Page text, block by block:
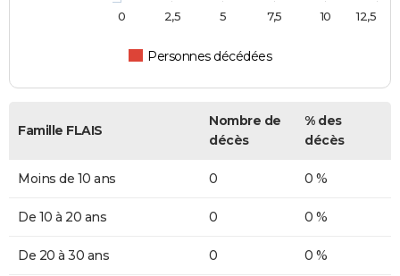
Personnes décédées
0 10
2,5 5 7,5 12,5
Famille FLAIS
Nombre de
décès
% des
décès
Moins de 10 ans 0 0 %
De 10 à 20 ans 0 0 %
De 20 à 30 ans 0 0 %